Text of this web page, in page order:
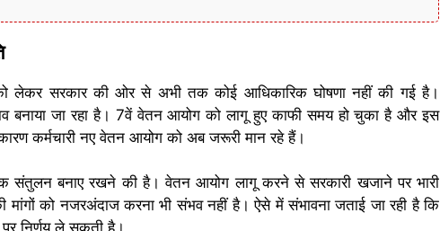
सरकार की ओर से अभी तक कोई आधिकारिक घोषणा नहीं की गई है।
दबाव बनाया जा रहा है। 7वें वेतन आयोग को लागू हुए काफी समय हो चुका है और इस
कर्मचारी नए वेतन आयोग को अब जरूरी मान रहे हैं।
संतुलन बनाए रखने की है। वेतन आयोग लागू करने से सरकारी खजाने पर भारी
मांगों को नजरअंदाज करना भी संभव नहीं है। ऐसे में संभावना जताई जा रही है कि